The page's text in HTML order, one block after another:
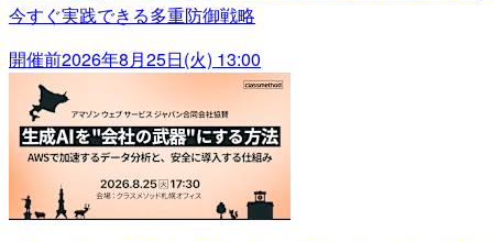
今すぐ実践できる多重防御戦略
開催前2026年8月25日(火) 13:00